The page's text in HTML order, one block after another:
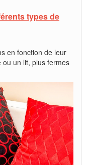
types de
en fonction de leur
un lit, plus fermes